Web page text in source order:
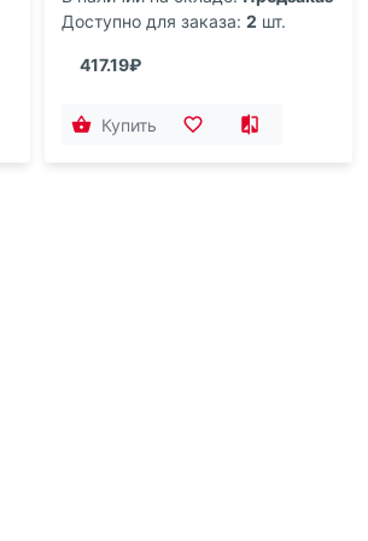
Доступно для заказа: 2 шт.
417.19₽
Купить